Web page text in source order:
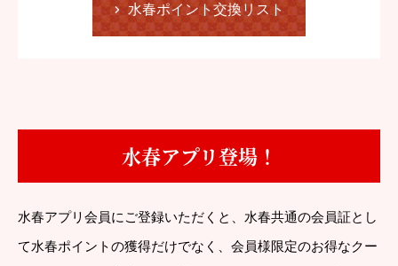
水春ポイント交換リスト
水春アプリ登場！
水春アプリ会員にご登録いただくと、水春共通の会員証とし
て水春ポイントの獲得だけでなく、会員様限定のお得なクー